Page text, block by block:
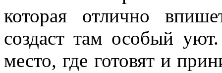
которая отлично
создаст там особый
место, где готовят и